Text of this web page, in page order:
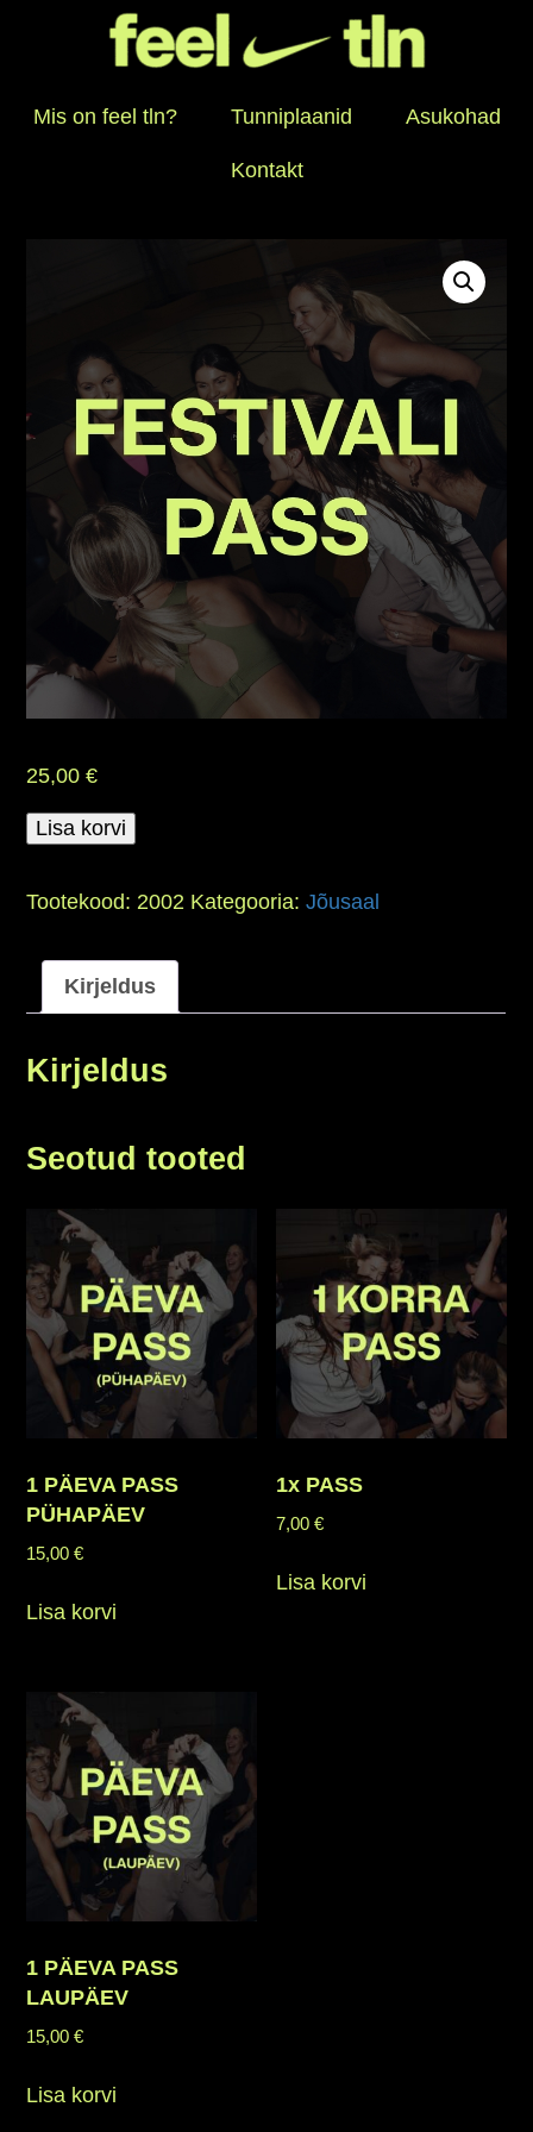
Mis on feel tln? Tunniplaanid Asukohad
Kontakt
25,00€
FESTIVALIPASS
Lisa korvi
Tootekood: 2002 Kategooria:Jõusaal
Kirjeldus
Kirjeldus
Seotud tooted
1 PÄEVA PASS
PÜHAPÄEV
15,00€
Lisa korvi
1x PASS
7,00€
Lisa korvi
1 PÄEVA PASS
LAUPÄEV
15,00€
Lisa korvi